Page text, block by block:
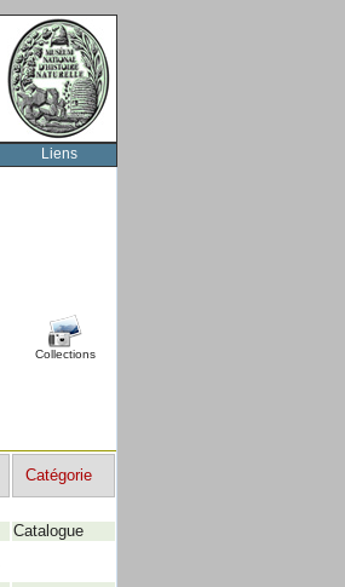
Liens
Collections
Catégorie
Catalogue